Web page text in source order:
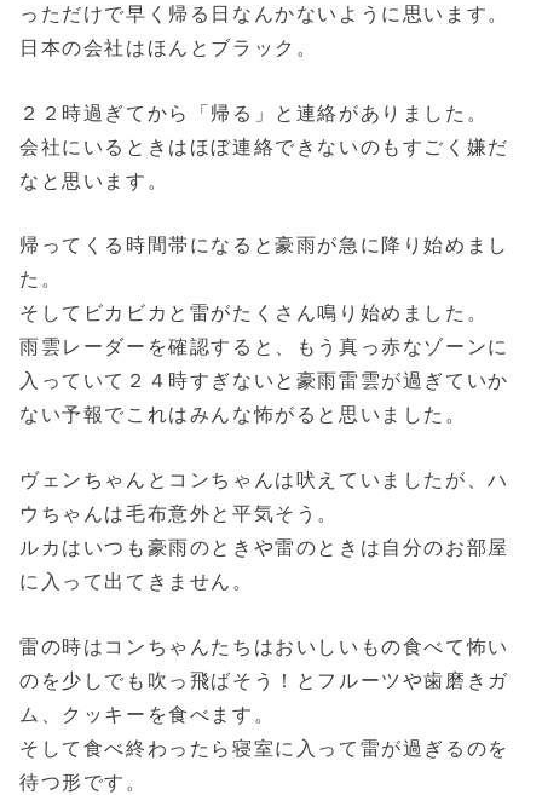
っただけで早く帰る日なんかないように思います。
日本の会社はほんとブラック。
２２時過ぎてから「帰る」と連絡がありました。
会社にいるときはほぼ連絡できないのもすごく嫌だ
なと思います。
帰ってくる時間帯になると豪雨が急に降り始めまし
た。
そしてビカビカと雷がたくさん鳴り始めました。
雨雲レーダーを確認すると、もう真っ赤なゾーンに
入っていて２４時すぎないと豪雨雷雲が過ぎていか
ない予報でこれはみんな怖がると思いました。
ヴェンちゃんとコンちゃんは吠えていましたが、ハ
ウちゃんは毛布意外と平気そう。
ルカはいつも豪雨のときや雷のときは自分のお部屋
に入って出てきません。
雷の時はコンちゃんたちはおいしいもの食べて怖い
のを少しでも吹っ飛ばそう！とフルーツや歯磨きガ
ム、クッキーを食べます。
そして食べ終わったら寝室に入って雷が過ぎるのを
待つ形です。